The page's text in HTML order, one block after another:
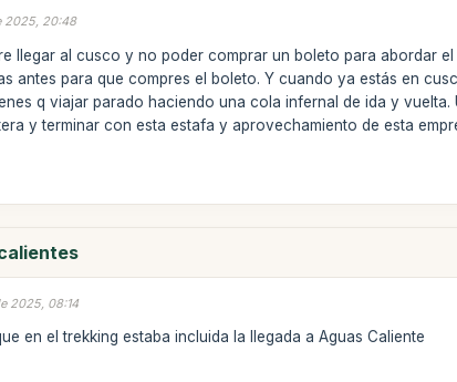
2025, 20:48
llegar al cusco y no poder comprar un boleto para abordar
antes para que compres el boleto. Y cuando ya estás en
q viajar parado haciendo una cola infernal de ida y
y terminar con esta estafa y aprovechamiento de esta
2025, 08:14
en el trekking estaba incluida la llegada a Aguas Caliente